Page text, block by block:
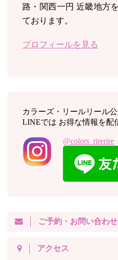
路・関西一円 近畿地方
ております。
プロフィールを見る
カラーズ・リールリール
LINEでは お得な情報を配
@colors_rirerire
ご予約・お問い合わせ
アクセス